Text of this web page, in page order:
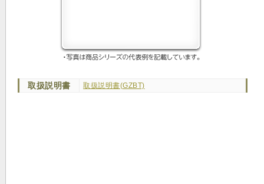
取扱説明書 取扱説明書(GZBT)